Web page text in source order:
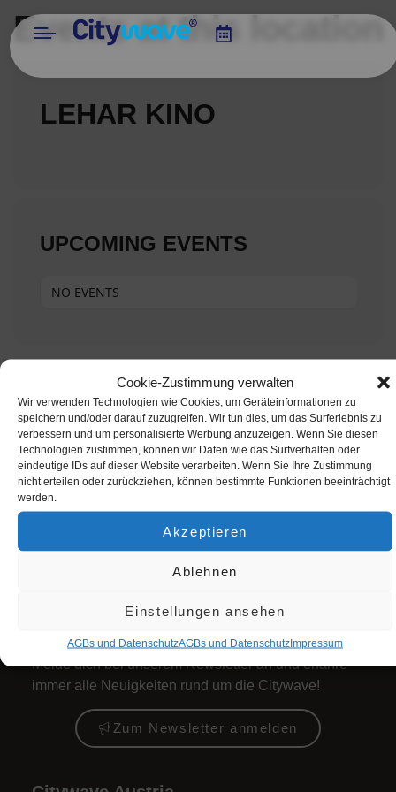
Cookie-Zustimmung verwalten
Wir verwenden Technologien wie Cookies, um Geräteinformationen zu
speichern und/oder darauf zuzugreifen. Wir tun dies, um das Surferlebnis zu
verbessern und um personalisierte Werbung anzuzeigen. Wenn Sie diesen
Technologien zustimmen, können wir Daten wie das Surfverhalten oder
eindeutige IDs auf dieser Website verarbeiten. Wenn Sie Ihre Zustimmung
nicht erteilen oder zurückziehen, können bestimmte Funktionen beeinträchtigt
werden.
Akzeptieren
Ablehnen
Einstellungen ansehen
AGBs und DatenschutzAGBs und DatenschutzImpres­sum
Events at this location
LEHAR KINO
UPCOMING EVENTS
NO EVENTS
Öffnungszeiten
Mo bis Do: 9 bis 22 Uhr
Fr: 9 bis 23 Uhr
Sa + Fei: 10 bis 23 Uhr
So: 10 bis 22 Uhr
Juli + August 2026
Newsletter Anmeldung
Melde dich bei unserem Newsletter an und erfahre
immer alle Neuigkeiten rund um die Citywave!
Zum Newsletter anmelden